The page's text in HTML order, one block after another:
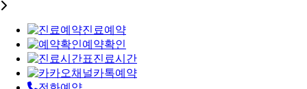
진료예약
예약확인
진료시간
카톡예약